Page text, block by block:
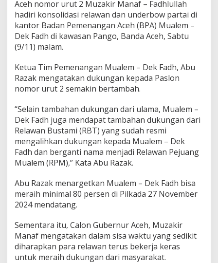
a
8
0
P
e
e
n
D
i
i
l
k
a
d
a
A
e
h
Aceh nomor urut 2 Muzakir Manaf – Fadhlullah
hadiri konsolidasi relawan dan underbow partai di
kantor Badan Pemenangan Aceh (BPA) Mualem –
Dek Fadh di kawasan Pango, Banda Aceh, Sabtu
(9/11) malam.
Ketua Tim Pemenangan Mualem – Dek Fadh, Abu
Razak mengatakan dukungan kepada Paslon
nomor urut 2 semakin bertambah.
“Selain tambahan dukungan dari ulama, Mualem –
Dek Fadh juga mendapat tambahan dukungan dari
Relawan Bustami (RBT) yang sudah resmi
mengalihkan dukungan kepada Mualem – Dek
Fadh dan berganti nama menjadi Relawan Pejuang
Mualem (RPM),” Kata Abu Razak.
Abu Razak menargetkan Mualem – Dek Fadh bisa
meraih minimal 80 persen di Pilkada 27 November
2024 mendatang.
Sementara itu, Calon Gubernur Aceh, Muzakir
Manaf mengatakan dalam sisa waktu yang sedikit
diharapkan para relawan terus bekerja keras
untuk meraih dukungan dari masyarakat.